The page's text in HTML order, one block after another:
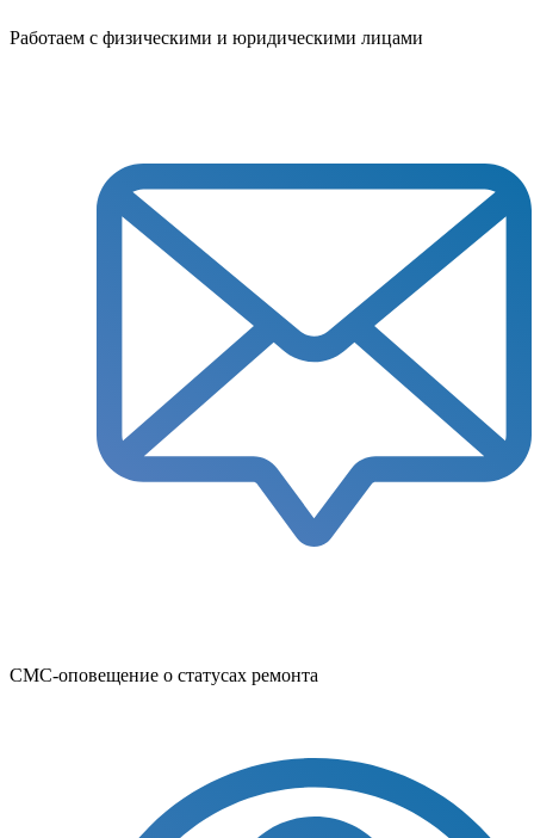
Работаем с физическими и юридическими лицами
СМС-оповещение о статусах ремонта